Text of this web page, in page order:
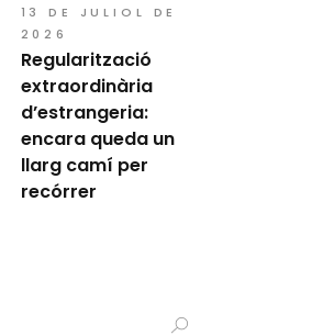
13 DE JULIOL DE
2026
Regularització
extraordinària
d’estrangeria:
encara queda un
llarg camí per
recórrer